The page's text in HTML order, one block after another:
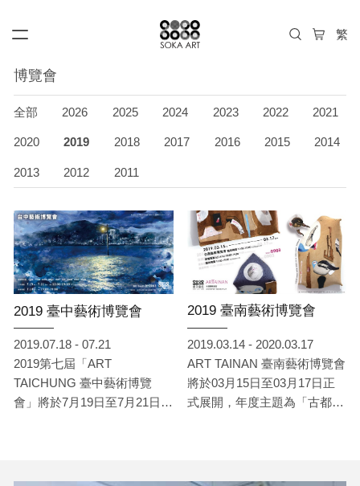
博覽會
全部 2026 2025 2024 2023 2022 2021
2020 2019 2018 2017 2016 2015 2014
2013 2012 2011
2019 臺中藝術博覽會
2019.07.18 - 07.21
2019第七屆「ART
TAICHUNG 臺中藝術博覽
會」將於7月19日至7月21日於
肇彤、陶綱、趙璐嘉、魏瑋廷
2019 臺南藝術博覽會
2019.03.14 - 2020.03.17
ART TAINAN 臺南藝術博覽會
將於03月15日至03月17日正
式展開，年度主題為「古都風
力。索卡藝術將為您帶來王永